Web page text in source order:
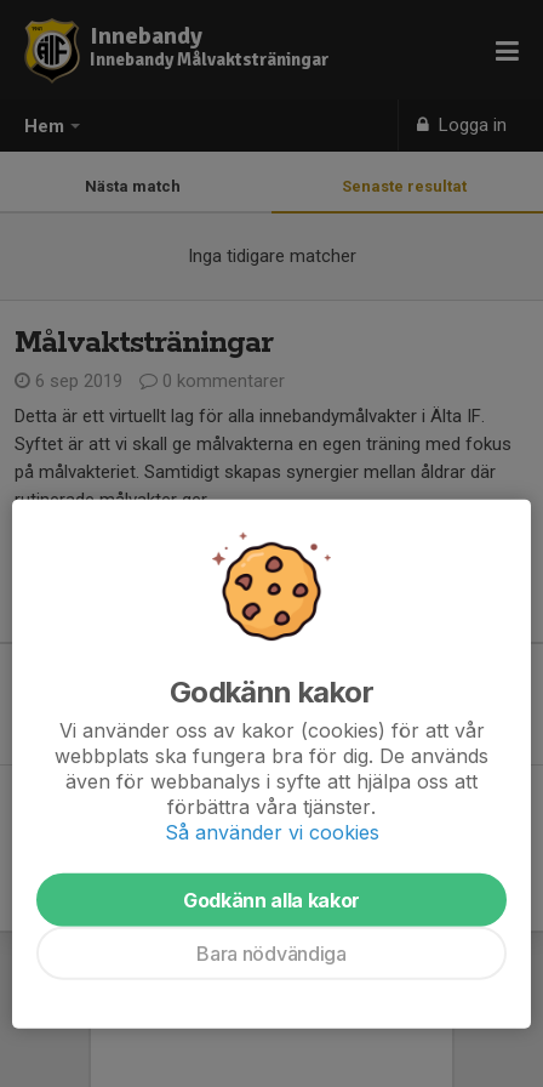
Hem Logga in
Innebandy
Innebandy Målvaktsträningar
Nästa match Senaste resultat
Inga tidigare matcher
Målvaktsträningar
6 sep 2019
0 kommentarer
Detta är ett virtuellt lag för alla innebandymålvakter i Älta IF.
Syftet är att vi skall ge målvakterna en egen träning med fokus
på målvakteriet. Samtidigt skapas synergier mellan åldrar där
rutinerade målvakter ger...
Kommande aktiviteter
Inga aktiviteter inbokade
Godkänn kakor
Vi använder oss av kakor (cookies) för att vår
webbplats ska fungera bra för dig. De används
även för webbanalys i syfte att hjälpa oss att
förbättra våra tjänster.
Så använder vi cookies
Godkänn alla kakor
Bara nödvändiga